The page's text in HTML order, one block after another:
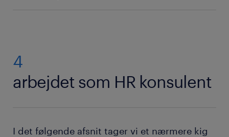
processer.
andet et godt indblik i adfærden på arbejdspladsen
og at kunne finde måder at løse eventuelle
medarbejder konflikter, hvis disse skulle opstå.
4
arbejdet som HR konsulent
I det følgende afsnit tager vi et nærmere kig